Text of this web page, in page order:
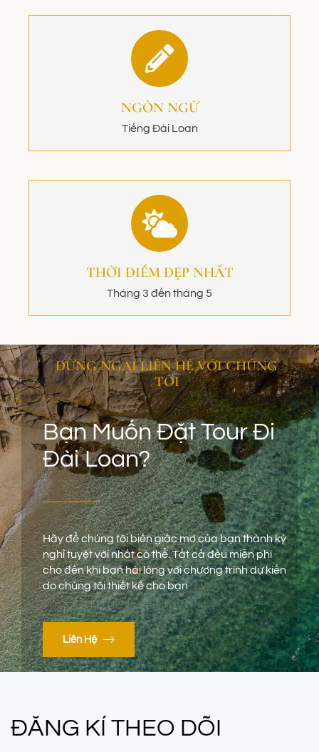
NGÔN NGỮ
Tiếng Đài Loan
THỜI ĐIỂM ĐẸP NHẤT
Tháng 3 đến tháng 5
ĐỪNG NGẠI LIÊN HỆ VỚI CHÚNG
TÔI
Bạn Muốn Đặt Tour Đi
Đài Loan?
Hãy để chúng tôi biến giấc mơ của bạn thành kỳ
nghỉ tuyệt vời nhất có thể. Tất cả đều miễn phí
cho đến khi bạn hài lòng với chương trình dự kiến
do chúng tôi thiết kế cho bạn
Liên Hệ
ĐĂNG KÍ THEO DÕI